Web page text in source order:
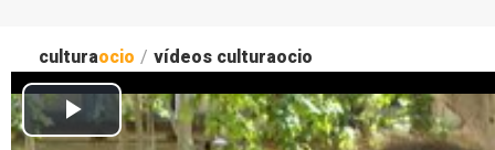
culturaocio / vídeos culturaocio